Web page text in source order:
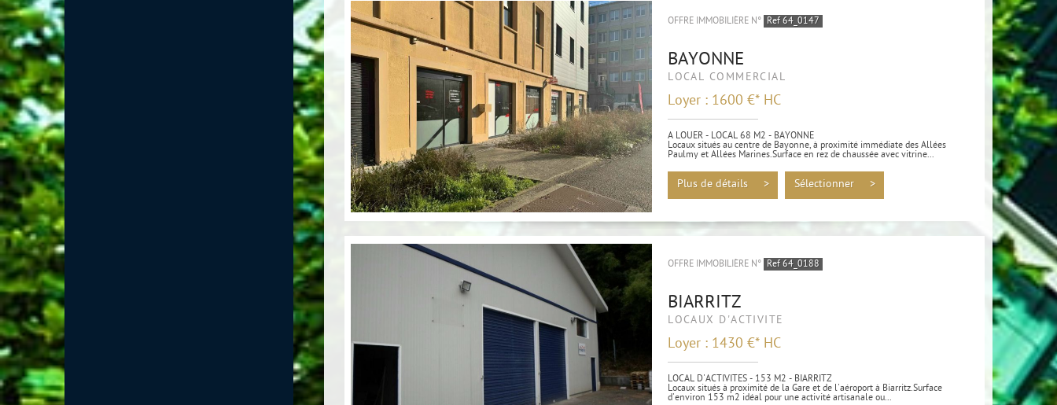
OFFRE IMMOBILIÈRE N° Ref 64_0147
BAYONNE
LOCAL COMMERCIAL
Loyer : 1600 €* HC
A LOUER - LOCAL 68 M2 - BAYONNE
Locaux situés au centre de Bayonne, à proximité immédiate des Allées
Paulmy et Allées Marines.Surface en rez de chaussée avec vitrine...
Plus de détails > Sélectionner >
OFFRE IMMOBILIÈRE N° Ref 64_0188
BIARRITZ
LOCAUX D'ACTIVITÉ
Loyer : 1430 €* HC
LOCAL D'ACTIVITES - 153 M2 - BIARRITZ
Locaux situés à proximité de la Gare et de l'aéroport à Biarritz.Surface
d'environ 153 m2 idéal pour une activité artisanale ou...